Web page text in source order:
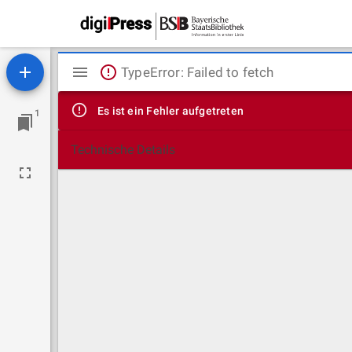
1
Mirador
Viewer
TypeError: Failed to fetch
Es ist ein Fehler aufgetreten
Technische Details